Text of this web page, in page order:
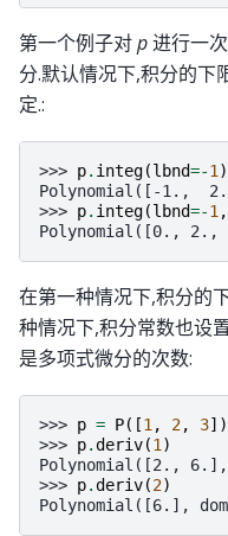
第一个例子对p进行一
分.默认情况下,积分的下
定.:
>>> p. integ(lbnd=-1 )
Polynomial([-1.,
>>> p. integ(lbnd=-1 ,
Polynomial([0.,
在第一种情况下,积分的
种情况下,积分常数也设
是多项式微分的次数:
>>> p = P([1, 2, 3])
>>> p.deriv(1)
Polynomial([2.,
>>> p.deriv(2)
Polynomial([6.],